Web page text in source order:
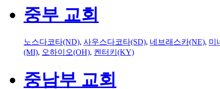
중부 교회
노스다코타(ND), 사우스다코타(SD), 네브래스카(NE), 미
(MI), 오하이오(OH), 켄터키(KY)
중남부 교회